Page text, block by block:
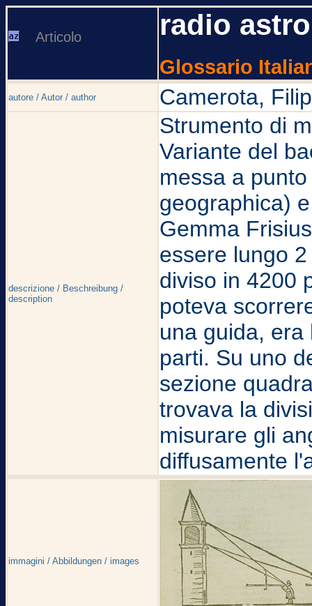
Articolo radio
Glossario
autore / Autor / author Camerota,
descrizione / Beschreibung /
description
Strumento di
Variante del
messa a
geographica)
Gemma
essere lungo
diviso in 4200
poteva
una guida,
parti. Su uno
sezione
trovava la
misurare gli
diffusamente
immagini / Abbildungen / images